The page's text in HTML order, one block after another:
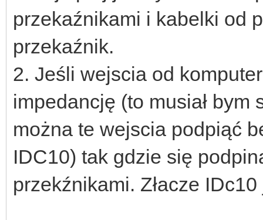
przekaźnikami i kabelki od
przekaźnik.
2. Jeśli wejscia od
impedancję (to musiał
można te wejscia podpiąć
IDC10) tak gdzie się
przekźnikami. Złacze